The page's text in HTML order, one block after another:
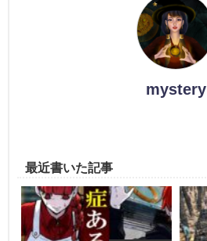
mystery
最近書いた記事